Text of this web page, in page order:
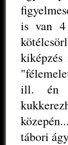
is van
ill. én
tábori